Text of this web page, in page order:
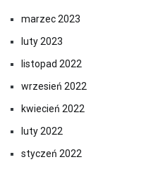
marzec 2023
luty 2023
listopad 2022
wrzesień 2022
kwiecień 2022
luty 2022
styczeń 2022